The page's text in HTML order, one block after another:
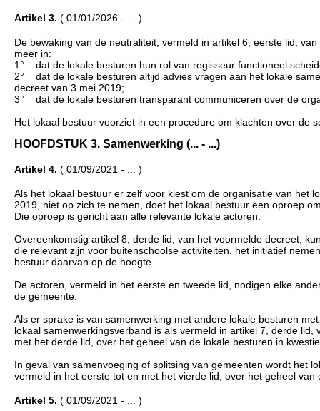
Artikel 3. ( 01/01/2026 - ... )
De bewaking van de neutraliteit, vermeld in artikel 6, eerste lid,
meer in:
1° dat de lokale besturen hun rol van regisseur functioneel
2° dat de lokale besturen altijd advies vragen aan het lokale
decreet van 3 mei 2019;
3° dat de lokale besturen transparant communiceren over de
Het lokaal bestuur voorziet in een procedure om klachten over de
HOOFDSTUK 3. Samenwerking (... - ...)
Artikel 4. ( 01/09/2021 - ... )
Als het lokaal bestuur er zelf voor kiest om de organisatie van het
2019, niet op zich te nemen, doet het lokaal bestuur een oproep
Die oproep is gericht aan alle relevante lokale actoren.
Overeenkomstig artikel 8, derde lid, van het voormelde decreet,
die relevant zijn voor buitenschoolse activiteiten, het initiatief
bestuur daarvan op de hoogte.
De actoren, vermeld in het eerste en tweede lid, nodigen elke
de gemeente.
Als er sprake is van samenwerking met andere lokale besturen
lokaal samenwerkingsverband is als vermeld in artikel 7, derde
met het derde lid, over het geheel van de lokale besturen in
In geval van samenvoeging of splitsing van gemeenten wordt het
vermeld in het eerste tot en met het vierde lid, over het geheel van
Artikel 5. ( 01/09/2021 - ... )